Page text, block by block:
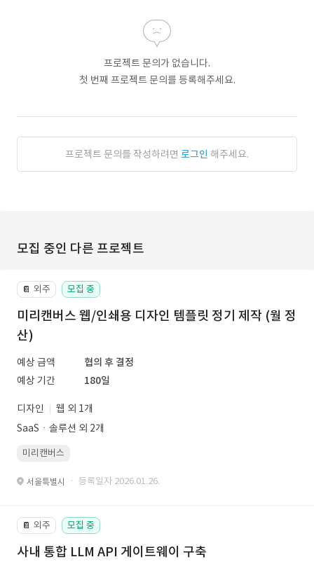
프로젝트 문의가 없습니다.
첫 번째 프로젝트 문의를 등록해주세요.
프로젝트 문의를 작성하려면 로그인 해주세요.
모집 중인 다른 프로젝트
📔 외주 모집 중
미리캔버스 웹/인쇄용 디자인 템플릿 정기 제작 (월 정
산)
예상 금액
협의 후 결정
예상 기간
180일
디자인
웹 외 1개
SaaSㆍ솔루션 외 2개
미리캔버스
서울특별시 · 등록일자 2026.01.26.
📔 외주 모집 중
사내 통합 LLM API 게이트웨이 구축